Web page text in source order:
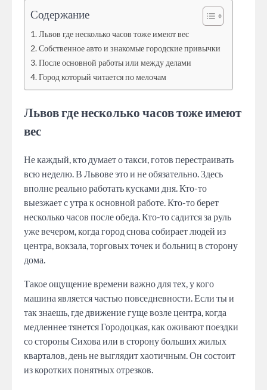
Содержание
Львов где несколько часов тоже имеют вес
Собственное авто и знакомые городские привычки
После основной работы или между делами
Город который читается по мелочам
Львов где несколько часов тоже имеют
вес
Не каждый, кто думает о такси, готов перестраивать
всю неделю. В Львове это и не обязательно. Здесь
вполне реально работать кусками дня. Кто-то
выезжает с утра к основной работе. Кто-то берет
несколько часов после обеда. Кто-то садится за руль
уже вечером, когда город снова собирает людей из
центра, вокзала, торговых точек и больниц в сторону
дома.
Такое ощущение времени важно для тех, у кого
машина является частью повседневности. Если ты и
так знаешь, где движение гуще возле центра, когда
медленнее тянется Городоцкая, как оживают поездки
со стороны Сихова или в сторону больших жилых
кварталов, день не выглядит хаотичным. Он состоит
из коротких понятных отрезков.